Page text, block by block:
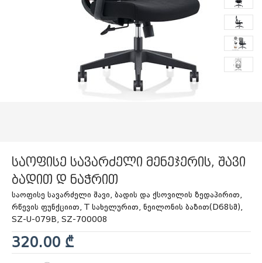
საოფისე სავარძელი მენეჯერის, შავი
ბადით დ ნაჭრით
საოფისე სავარძელი შავი, ბადის და ქსოვილის ზედაპირით,
რწევის ფუნქციით, T სახელურით, ნეილონის ბაზით(D68სმ),
SZ-U-079B, SZ-700008
320.00 ₾